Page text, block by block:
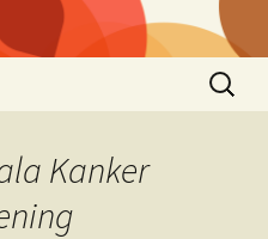
Search
for:
Kanker